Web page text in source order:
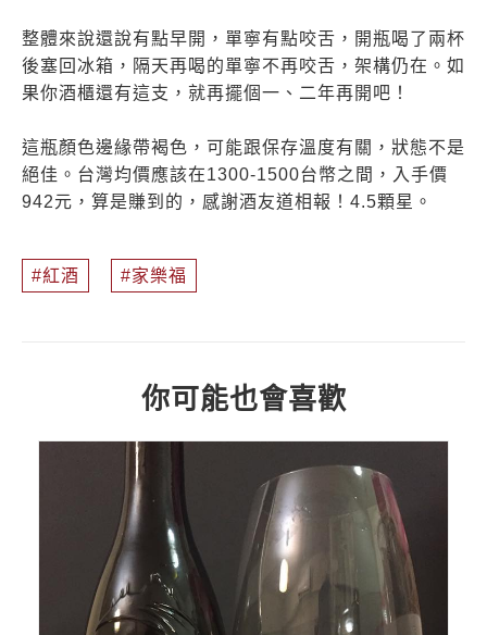
整體來說還說有點早開，單寧有點咬舌，開瓶喝了兩杯
後塞回冰箱，隔天再喝的單寧不再咬舌，架構仍在。如
果你酒櫃還有這支，就再擺個一、二年再開吧！
這瓶顏色邊緣帶褐色，可能跟保存溫度有關，狀態不是
絕佳。台灣均價應該在1300-1500台幣之間，入手價
942元，算是賺到的，感謝酒友道相報！4.5顆星。
紅酒 家樂福
你可能也會喜歡